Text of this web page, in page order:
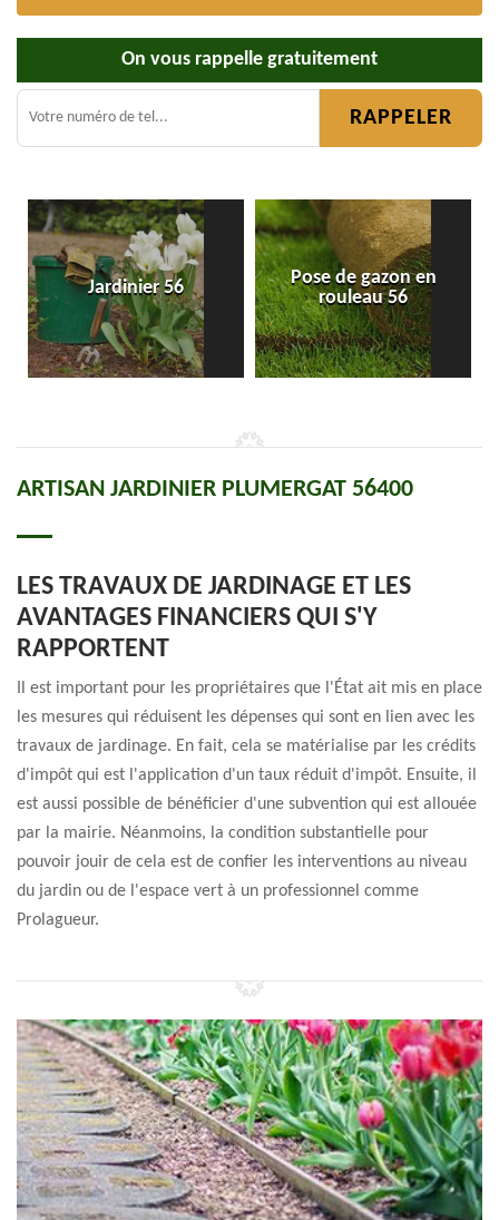
On vous rappelle gratuitement
Jardinier 56
Pose de gazon en
rouleau 56
ARTISAN JARDINIER PLUMERGAT 56400
LES TRAVAUX DE JARDINAGE ET LES
AVANTAGES FINANCIERS QUI S'Y
RAPPORTENT
Il est important pour les propriétaires que l'État ait mis en place
les mesures qui réduisent les dépenses qui sont en lien avec les
travaux de jardinage. En fait, cela se matérialise par les crédits
d'impôt qui est l'application d'un taux réduit d'impôt. Ensuite, il
est aussi possible de bénéficier d'une subvention qui est allouée
par la mairie. Néanmoins, la condition substantielle pour
pouvoir jouir de cela est de confier les interventions au niveau
du jardin ou de l'espace vert à un professionnel comme
Prolagueur.